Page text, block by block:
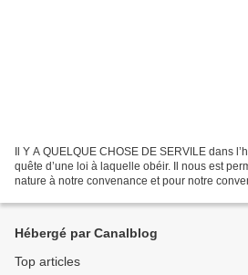
Il Y A QUELQUE CHOSE DE SERVILE dans
quête d’une loi à laquelle obéir. Il nous est
nature à notre convenance et pour notre
Hébergé par Canalblog
Top articles